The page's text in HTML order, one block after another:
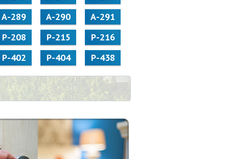
А-289 А-290
А-291
Р-208 Р-215
Р-216
Р-402 Р-404 Р-438